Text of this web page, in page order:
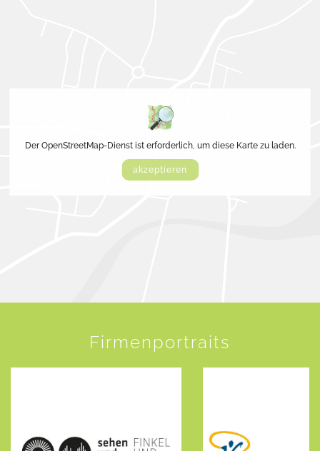
Der OpenStreetMap-Dienst ist erforderlich, um diese Karte zu laden.
akzeptieren
Firmenportraits